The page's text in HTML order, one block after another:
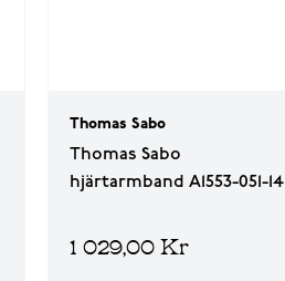
Thomas Sabo
Thomas Sabo
hjärtarmband A1553-051-14
1 029,00 Kr